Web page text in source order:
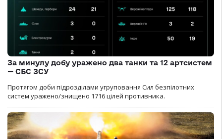
За минулу добу уражено два танки та 12 артсистем
— СБС ЗСУ
Протягом доби підрозділами угруповання Сил безпілотних
систем уражено/знищено 1716 цілей противника.